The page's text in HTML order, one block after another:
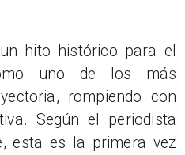
hito histórico para el
uno de los más
rompiendo con
Según el periodista
esta es la primera vez